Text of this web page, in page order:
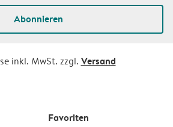
Abonnieren
inkl. MwSt. zzgl. Versand
Favoriten